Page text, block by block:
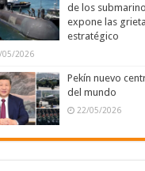
de los
expone las
estratégico
05/2026
Pekín nuevo
del mundo
22/05/2026